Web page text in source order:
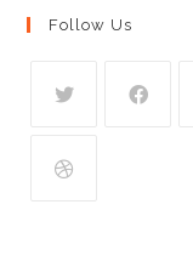
Follow Us